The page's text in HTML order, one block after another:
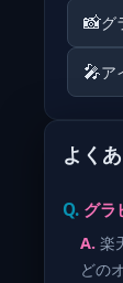
📸グ
🎤ア
よく
グラ
楽
どの